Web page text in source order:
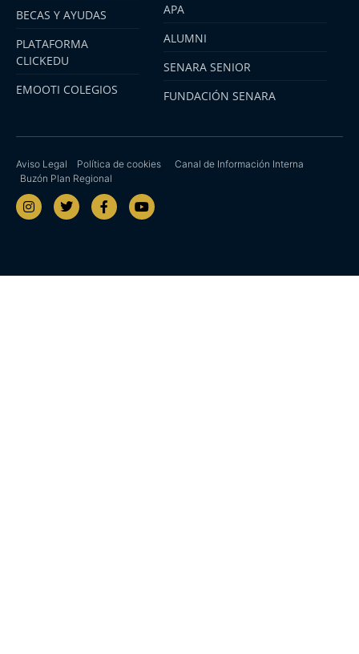
BECAS Y AYUDAS
PLATAFORMA
CLICKEDU
EMOOTI COLEGIOS
APA
ALUMNI
SENARA SENIOR
FUNDACIÓN SENARA
Aviso Legal Política de cookies
Canal de Información Interna
Buzón Plan Regional